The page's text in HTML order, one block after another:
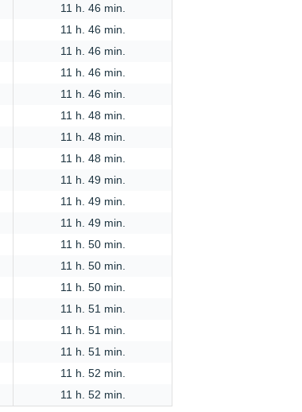
11 h. 46 min.
11 h. 46 min.
11 h. 46 min.
11 h. 46 min.
11 h. 46 min.
11 h. 48 min.
11 h. 48 min.
11 h. 48 min.
11 h. 49 min.
11 h. 49 min.
11 h. 49 min.
11 h. 50 min.
11 h. 50 min.
11 h. 50 min.
11 h. 51 min.
11 h. 51 min.
11 h. 51 min.
11 h. 52 min.
11 h. 52 min.